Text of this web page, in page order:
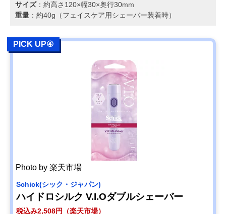
サイズ：約高さ120×幅30×奥行30mm
重量 ：約40g（フェイスケア用シェーバー装着時）
PICK UP④
Photo by 楽天市場
‎Schick(シック・ジャパン)
ハイドロシルク V.I.Oダブルシェーバー
税込み2,508円（楽天市場）